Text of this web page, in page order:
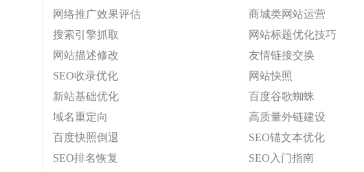
网络推广效果评估
商城类网站运营
搜索引擎抓取
网站标题优化技巧
网站描述修改
友情链接交换
SEO收录优化
网站快照
新站基础优化
百度谷歌蜘蛛
域名重定向
高质量外链建设
百度快照倒退
SEO锚文本优化
SEO排名恢复
SEO入门指南